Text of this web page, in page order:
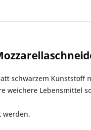
schwarzem
weichere
werden.